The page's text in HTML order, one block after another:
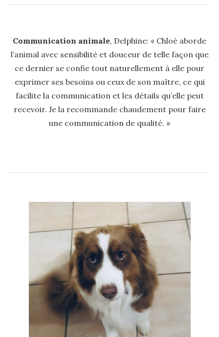
Communication animale, Delphine: « Chloé aborde
l’animal avec sensibilité et douceur de telle façon que
ce dernier se confie tout naturellement à elle pour
exprimer ses besoins ou ceux de son maître, ce qui
facilite la communication et les détails qu’elle peut
recevoir. Je la recommande chaudement pour faire
une communication de qualité. »